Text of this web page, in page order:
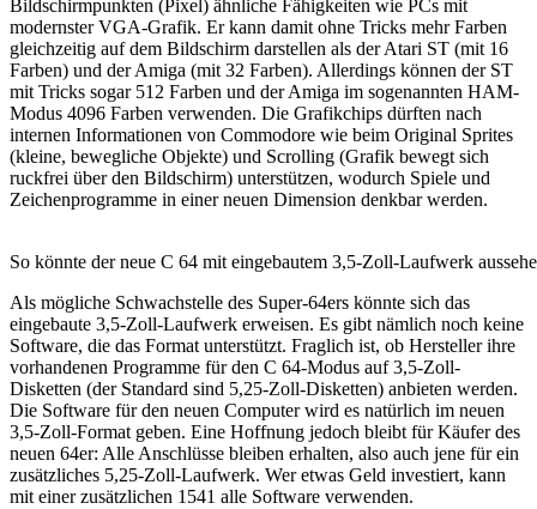
Bildschirmpunkten (Pixel) ähnliche Fähigkeiten wie PCs mit
modernster VGA-Grafik. Er kann damit ohne Tricks mehr Farben
gleichzeitig auf dem Bildschirm darstellen als der Atari ST (mit 16
Farben) und der Amiga (mit 32 Farben). Allerdings können der ST
mit Tricks sogar 512 Farben und der Amiga im sogenannten HAM-
Modus 4096 Farben verwenden. Die Grafikchips dürften nach
internen Informationen von Commodore wie beim Original Sprites
(kleine, bewegliche Objekte) und Scrolling (Grafik bewegt sich
ruckfrei über den Bildschirm) unterstützen, wodurch Spiele und
Zeichenprogramme in einer neuen Dimension denkbar werden.
So könnte der neue C 64 mit eingebautem 3,5-Zoll-Laufwerk
Als mögliche Schwachstelle des Super-64ers könnte sich das
eingebaute 3,5-Zoll-Laufwerk erweisen. Es gibt nämlich noch keine
Software, die das Format unterstützt. Fraglich ist, ob Hersteller ihre
vorhandenen Programme für den C 64-Modus auf 3,5-Zoll-
Disketten (der Standard sind 5,25-Zoll-Disketten) anbieten werden.
Die Software für den neuen Computer wird es natürlich im neuen
3,5-Zoll-Format geben. Eine Hoffnung jedoch bleibt für Käufer des
neuen 64er: Alle Anschlüsse bleiben erhalten, also auch jene für ein
zusätzliches 5,25-Zoll-Laufwerk. Wer etwas Geld investiert, kann
mit einer zusätzlichen 1541 alle Software verwenden.